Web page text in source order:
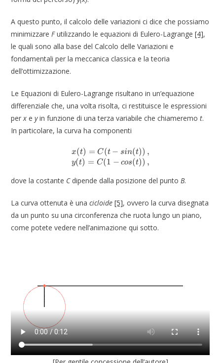
A questo punto, il calcolo delle variazioni ci dice che possiamo
minimizzare Futilizzando le equazioni di Eulero-Lagrange[4],
le quali sono alla base del Calcolo delle Variazioni e
fondamentali per la meccanica classica e la teoria
dell’ottimizzazione.
Le Equazioni di Eulero-Lagrange risultano in un’equazione
differenziale che, una volta risolta, ci restituisce le espressioni
perx eyin funzione di una terza variabile che chiameremot.
In particolare, la curva ha componenti
x(t) = C(t-sin(t)) \, ,\\ y(t)
x(t) = C(t − sin(t)) ,
y(t) = C(1 − cos(t)) ,
dove la costante Cdipende dalla posizione del punto B.
La curva ottenuta è unacicloide[5], ovvero la curva disegnata
da un punto su una circonferenza che ruota lungo un piano,
come potete vedere nell’animazione qui sotto.